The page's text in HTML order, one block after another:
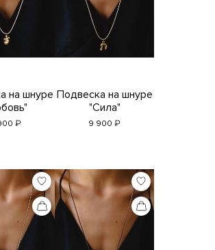
₽
Подвеска на шнуре
"Сила"
9 900 ₽